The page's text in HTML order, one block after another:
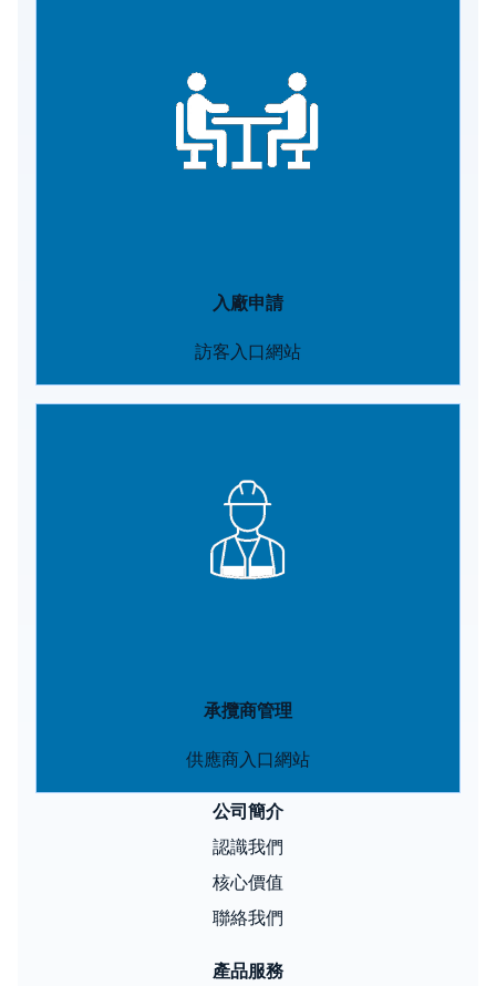
入廠申請
訪客入口網站
承攬商管理
供應商入口網站
公司簡介
認識我們
核心價值
聯絡我們
產品服務